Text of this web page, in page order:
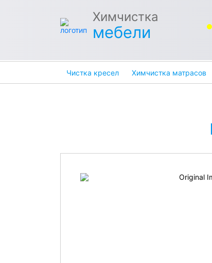
Химчистка
мебели
Чистка кресел Химчистка матрасов